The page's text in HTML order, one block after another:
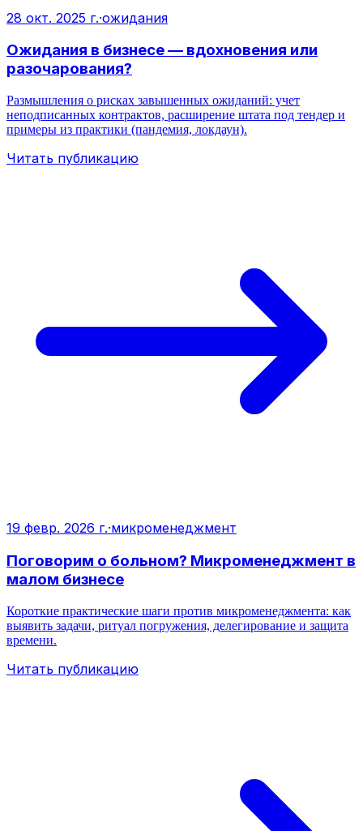
28 окт. 2025 г.·ожидания
Ожидания в бизнесе — вдохновения или
разочарования?
Размышления о рисках завышенных ожиданий: учет
неподписанных контрактов, расширение штата под тендер и
примеры из практики (пандемия, локдаун).
Читать публикацию
19 февр. 2026 г.·микроменеджмент
Поговорим о больном? Микроменеджмент в
малом бизнесе
Короткие практические шаги против микроменеджмента: как
выявить задачи, ритуал погружения, делегирование и защита
времени.
Читать публикацию